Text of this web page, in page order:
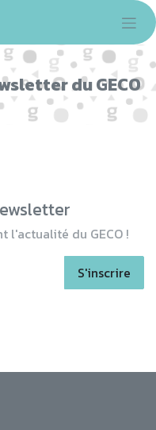
du GECO
l'actualité du GECO !
S'inscrire